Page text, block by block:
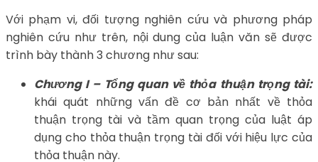
Với phạm vi, đối tượng nghiên cứu và phương pháp
nghiên cứu như trên, nội dung của luận văn sẽ được
trình bày thành 3 chương như sau:
Chương I – Tổng quan về thỏa thuận trọng tài:
khái quát những vấn đề cơ bản nhất về thỏa
thuận trọng tài và tầm quan trọng của luật áp
dụng cho thỏa thuận trọng tài đối với hiệu lực của
thỏa thuận này.